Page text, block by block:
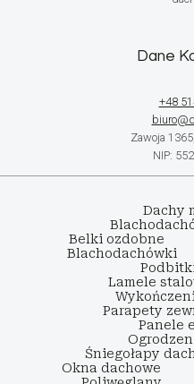
Dane
+48
Zawoja
NIP:
Dachy
Belki ozdobne
Blachodachówki
Lamele
Parapety
Panele
Śniegołapy
Okna dachowe